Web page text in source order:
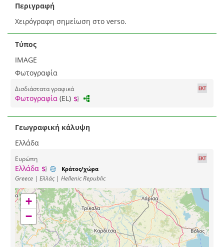
Περιγραφή
Χειρόγραφη σημείωση στο verso.
Τύπος
IMAGE
Φωτογραφία
Δισδιάστατα γραφικά
Φωτογραφία (EL)
Γεωγραφική κάλυψη
Ελλάδα
Ευρώπη
Ελλάδα Κράτος/χώρα
Greece | Ελλάς | Hellenic Republic
+
−